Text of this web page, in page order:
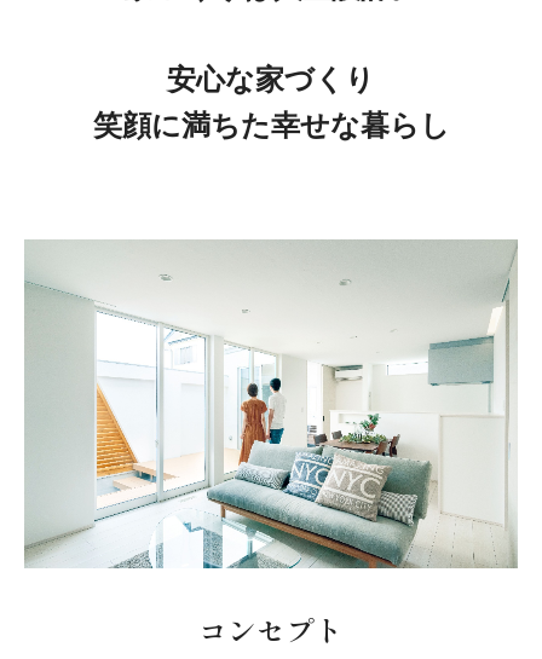
安心な家づくり
笑顔に満ちた幸せな暮らし
コンセプト